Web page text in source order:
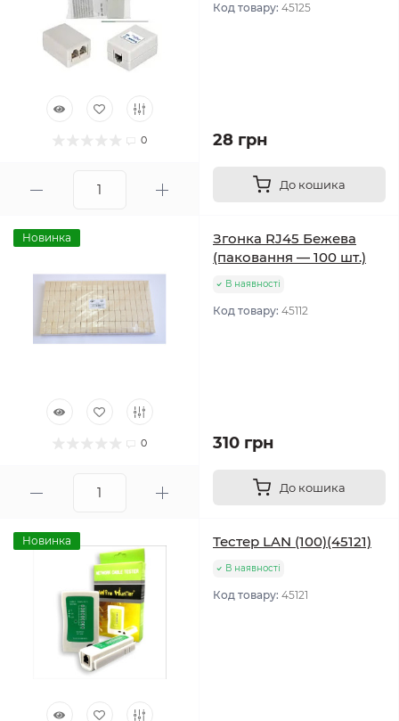
0
Код товару: 45125
28 грн
До кошика
Новинка
0
Згонка RJ45 Бежева
(паковання — 100 шт.)
В наявності
Код товару: 45112
310 грн
До кошика
Новинка Тестер LAN (100)(45121)
В наявності
Код товару: 45121